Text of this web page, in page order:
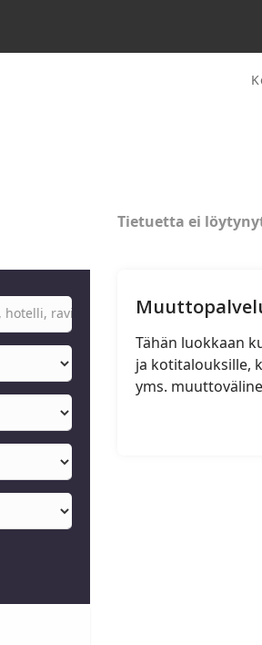
Tietuetta ei
Tähän luokkaan
ja kotitalouksille,
yms.